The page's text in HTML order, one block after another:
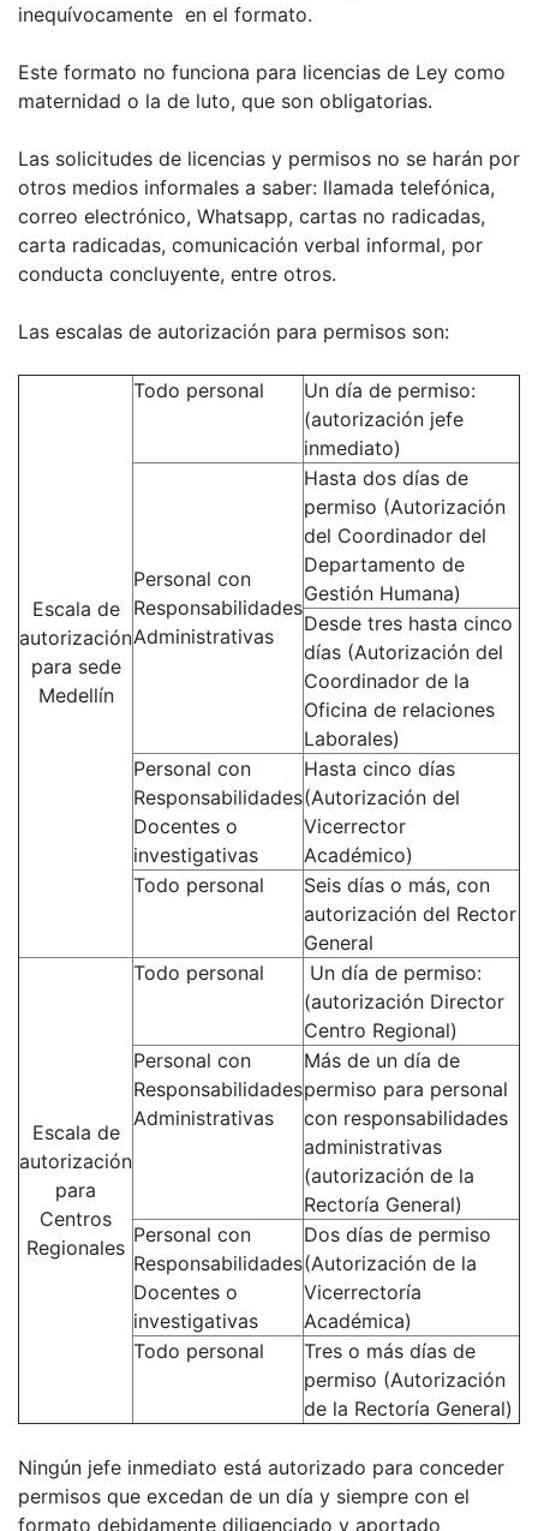
inequívocamente en el formato.
Este formato no funciona para licencias de Ley como
maternidad o la de luto, que son obligatorias.
Las solicitudes de licencias y permisos no se harán por
otros medios informales a saber: llamada telefónica,
correo electrónico, Whatsapp, cartas no radicadas,
carta radicadas, comunicación verbal informal, por
conducta concluyente, entre otros.
Las escalas de autorización para permisos son:
Escala de
autorización
para sede
Medellín
Todo personal
Un día de permiso:
(autorización jefe
inmediato)
Personal con
Responsabilidades
Administrativas
Hasta dos días de
permiso (Autorización
del Coordinador del
Departamento de
Gestión Humana)
Desde tres hasta cinco
días (Autorización del
Coordinador de la
Oficina de relaciones
Laborales)
Personal con
Responsabilidades
Docentes o
investigativas
Hasta cinco días
(Autorización del
Vicerrector
Académico)
Todo personal
Seis días o más, con
autorización del Rector
General
Escala de
autorización
para
Centros
Regionales
Todo personal
Un día de permiso:
(autorización Director
Centro Regional)
Personal con
Responsabilidades
Administrativas
Más de un día de
permiso para personal
con responsabilidades
administrativas
(autorización de la
Rectoría General)
Personal con
Responsabilidades
Docentes o
investigativas
Dos días de permiso
(Autorización de la
Vicerrectoría
Académica)
Todo personal
Tres o más días de
permiso (Autorización
de la Rectoría General)
Ningún jefe inmediato está autorizado para conceder
permisos que excedan de un día y siempre con el
formato debidamente diligenciado y aportado